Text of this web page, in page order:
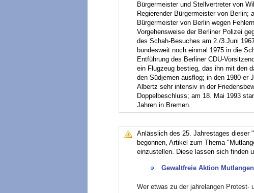
Bürgermeister und Stellvertreter von
Regierender Bürgermeister von Berlin;
Bürgermeister von Berlin wegen
Vorgehensweise der Berliner Polizei
des Schah-Besuches am 2./3.Juni
bundesweit noch einmal 1975 in die
Entführung des Berliner CDU-
ein Flugzeug bestieg, das ihn mit den
den Südjemen ausflog; in den 1980-er
Albertz sehr intensiv in der
Doppelbeschluss; am 18. Mai 1993
Jahren in Bremen.
Anlässlich des 25. Jahrestages dieser
begonnen, Artikel zum Thema
einzustellen. Diese lassen sich finden
Gewaltfreie Aktion Mutlangen
Wer etwas zu der jahrelangen Protest-